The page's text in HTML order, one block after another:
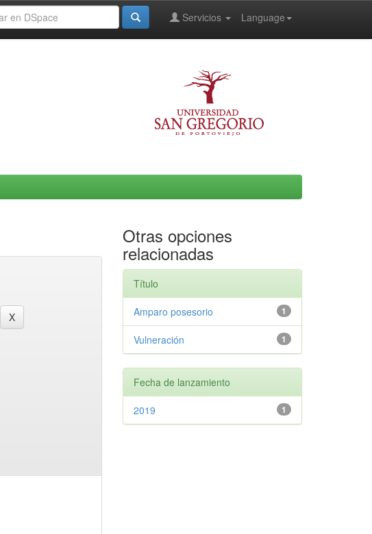
Language
Servicios
Otras opciones
relacionadas
Título
1
Amparo posesorio
1
Vulneración
Fecha de lanzamiento
1
2019